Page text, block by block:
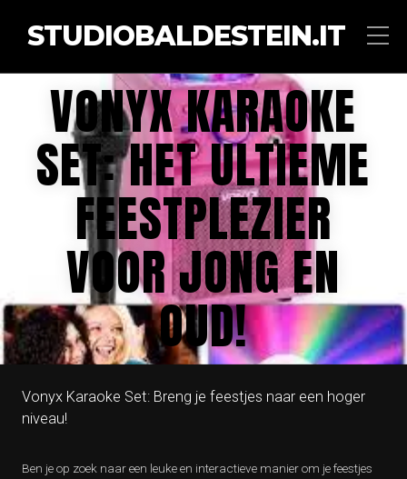
STUDIOBALDESTEIN.IT
VONYX KARAOKE
SET: HET ULTIEME
FEESTPLEZIER
VOOR JONG EN
OUD!
Vonyx Karaoke Set: Breng je feestjes naar een hoger
niveau!
Ben je op zoek naar een leuke en interactieve manier om je feestjes